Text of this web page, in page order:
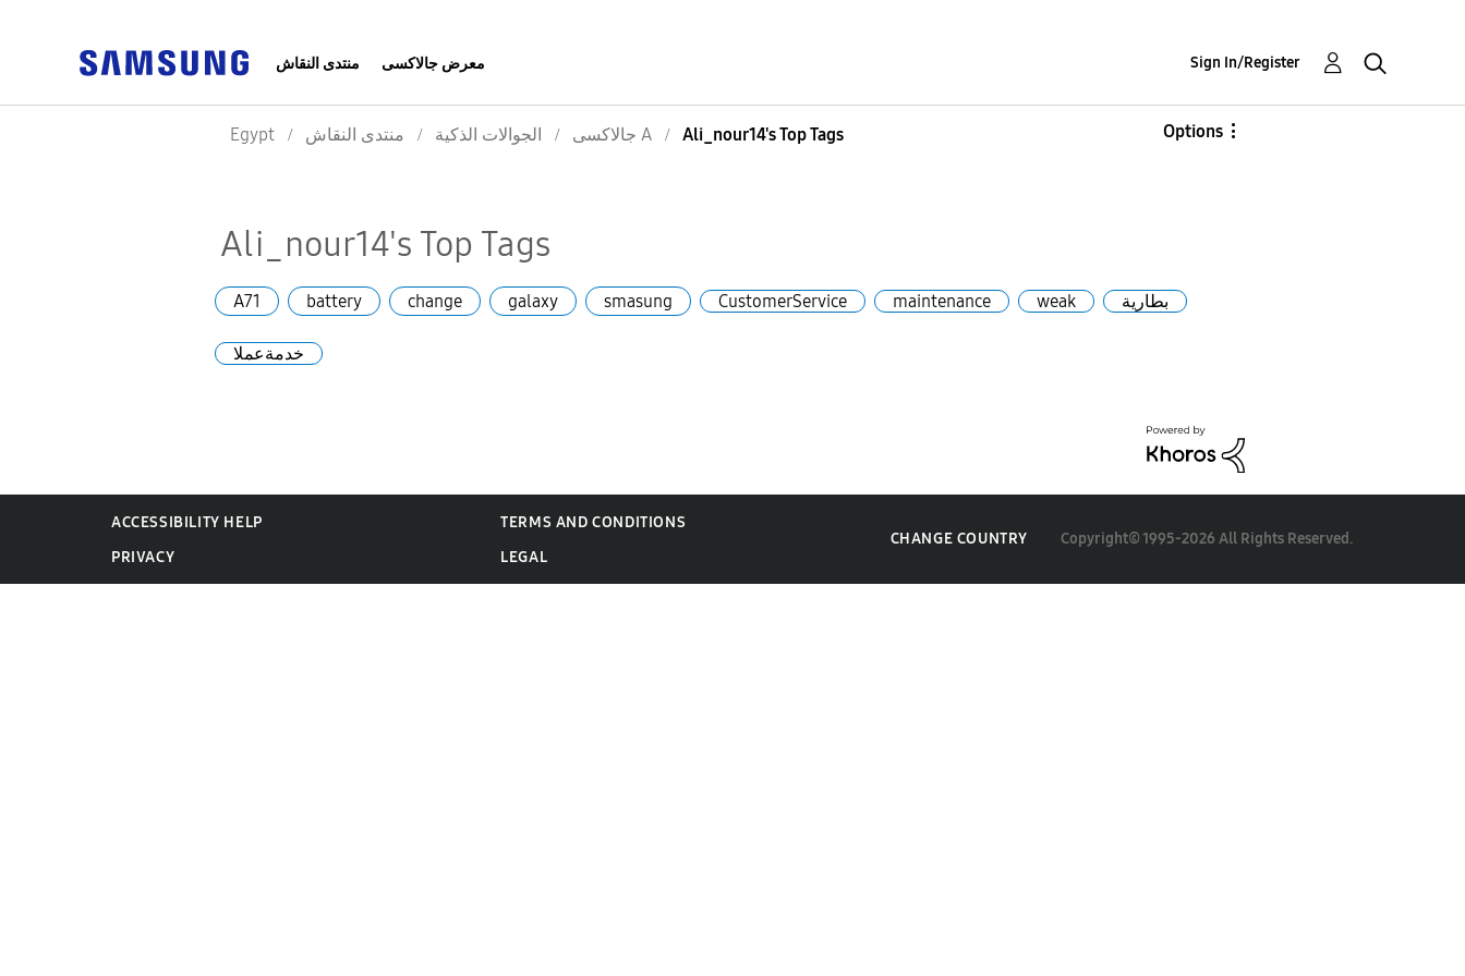
منتدى النقاش معرض جالاكسى Sign In/Register
Egypt منتدى النقاش الجوالات الذكية جالاكسى A Ali_nour14's Top Tags Options
Ali_nour14's Top Tags
A71 battery change galaxy smasung CustomerService maintenance weak بطارية
خدمةعملا
ACCESSIBILITY HELP
TERMS AND CONDITIONS
PRIVACY
LEGAL
CHANGE COUNTRY Copyright© 1995-2026 All Rights Reserved.